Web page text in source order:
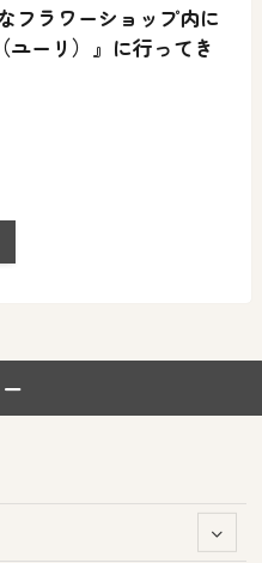
ラワーショップ内に
ユーリ）』に行ってき